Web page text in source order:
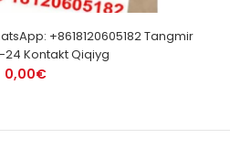
+8618120605182 Tangmir
24 Kontakt Qiqiyg
0,00€